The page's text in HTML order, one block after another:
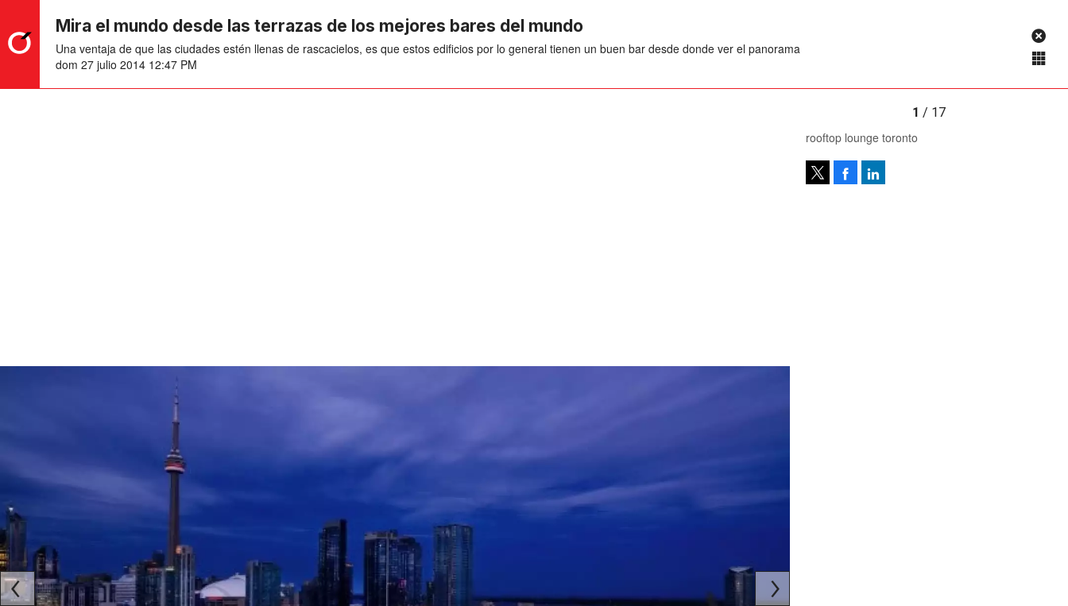
Mira el mundo desde las terrazas de los mejores bares del mundo
Una ventaja de que las ciudades estén llenas de rascacielos, es que estos edificios por lo general tienen un buen bar desde donde ver el panorama
dom 27 julio 2014 12:47 PM
1 / 17
rooftop lounge toronto
Facebook